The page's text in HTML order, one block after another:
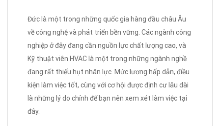
Đức là một trong những quốc gia hàng đầu châu Âu
về công nghệ và phát triển bền vững. Các ngành công
nghiệp ở đây đang cần nguồn lực chất lượng cao, và
Kỹ thuật viên HVAC là một trong những ngành nghề
đang rất thiếu hụt nhân lực. Mức lương hấp dẫn, điều
kiện làm việc tốt, cùng với cơ hội được định cư lâu dài
là những lý do chính để bạn nên xem xét làm việc tại
đây.